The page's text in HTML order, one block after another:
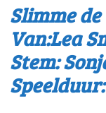
Slimme
Van:Lea
Stem:
Speelduur: